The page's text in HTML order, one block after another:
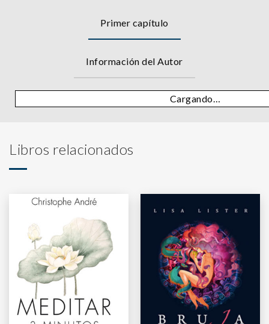
Primer capítulo
Información del Autor
Cargando…
Libros relacionados